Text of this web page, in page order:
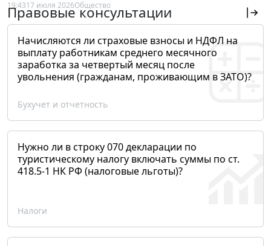
19:4317 июля 2026Общество
Правовые консультации
Начисляются ли страховые взносы и НДФЛ на
выплату работникам среднего месячного
заработка за четвертый месяц после
увольнения (гражданам, проживающим в ЗАТО)?
Бухучет и отчетность
Нужно ли в строку 070 декларации по
туристическому налогу включать суммы по ст.
418.5-1 НК РФ (налоговые льготы)?
Налоги